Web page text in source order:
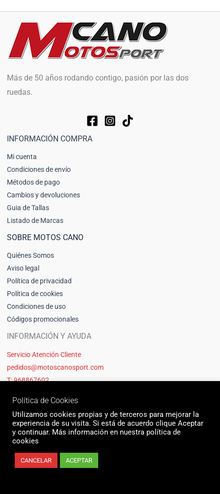
Más de 50 años rodando contigo, pasión por las dos
ruedas.
INFORMACIÓN COMPRA
Mi cuenta
Condiciones de envío
Métodos de pago
Cambios y devoluciones
Guia de Tallas
Listado de Marcas
SOBRE MOTOS CANO
Quiénes Somos
Aviso legal
Política de privacidad
Política de cookies
Condiciones de uso
Códigos promocionales
INFORMACIÓN Y AYUDA
Servicio Atención Cliente
pedidos@motoscanosport.com
T: 968867602
© 2026 Motos Cano Sport | Sitio web creado y mantenido por Unika web
Política de Cookies
Utilizamos cookies propias y de terceros para mejorar la
experiencia de su visita. Si está de acuerdo clique Aceptar
y continuar. Más información en nuestra política de
cookies
CANCELAR ACEPTAR